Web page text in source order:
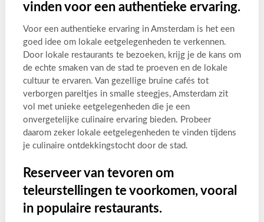
vinden voor een authentieke ervaring.
Voor een authentieke ervaring in Amsterdam is het een
goed idee om lokale eetgelegenheden te verkennen.
Door lokale restaurants te bezoeken, krijg je de kans om
de echte smaken van de stad te proeven en de lokale
cultuur te ervaren. Van gezellige bruine cafés tot
verborgen pareltjes in smalle steegjes, Amsterdam zit
vol met unieke eetgelegenheden die je een
onvergetelijke culinaire ervaring bieden. Probeer
daarom zeker lokale eetgelegenheden te vinden tijdens
je culinaire ontdekkingstocht door de stad.
Reserveer van tevoren om
teleurstellingen te voorkomen, vooral
in populaire restaurants.